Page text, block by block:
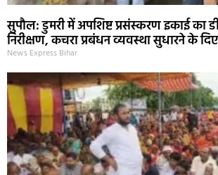
सुपौल: डुमरी में अपशिष्ट प्रसंस्करण इकाई का
निरीक्षण, कचरा प्रबंधन व्यवस्था सुधारने के
News Express Bihar